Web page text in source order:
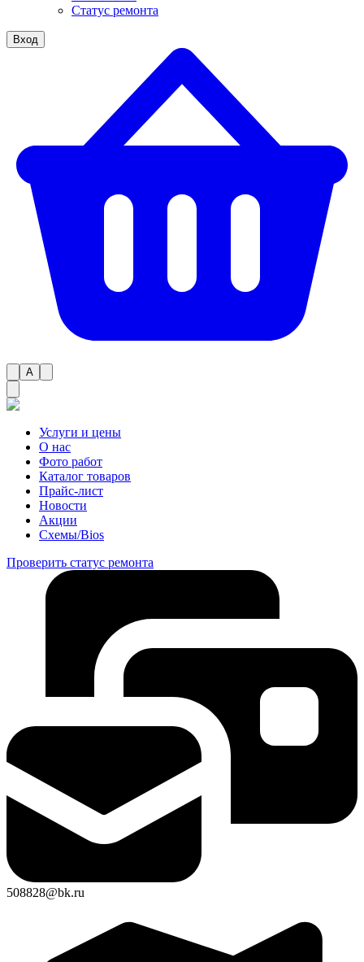
Статус ремонта
Вход
A
Услуги и цены
О нас
Фото работ
Каталог товаров
Прайс-лист
Новости
Акции
Схемы/Bios
Проверить статус ремонта
508828@bk.ru